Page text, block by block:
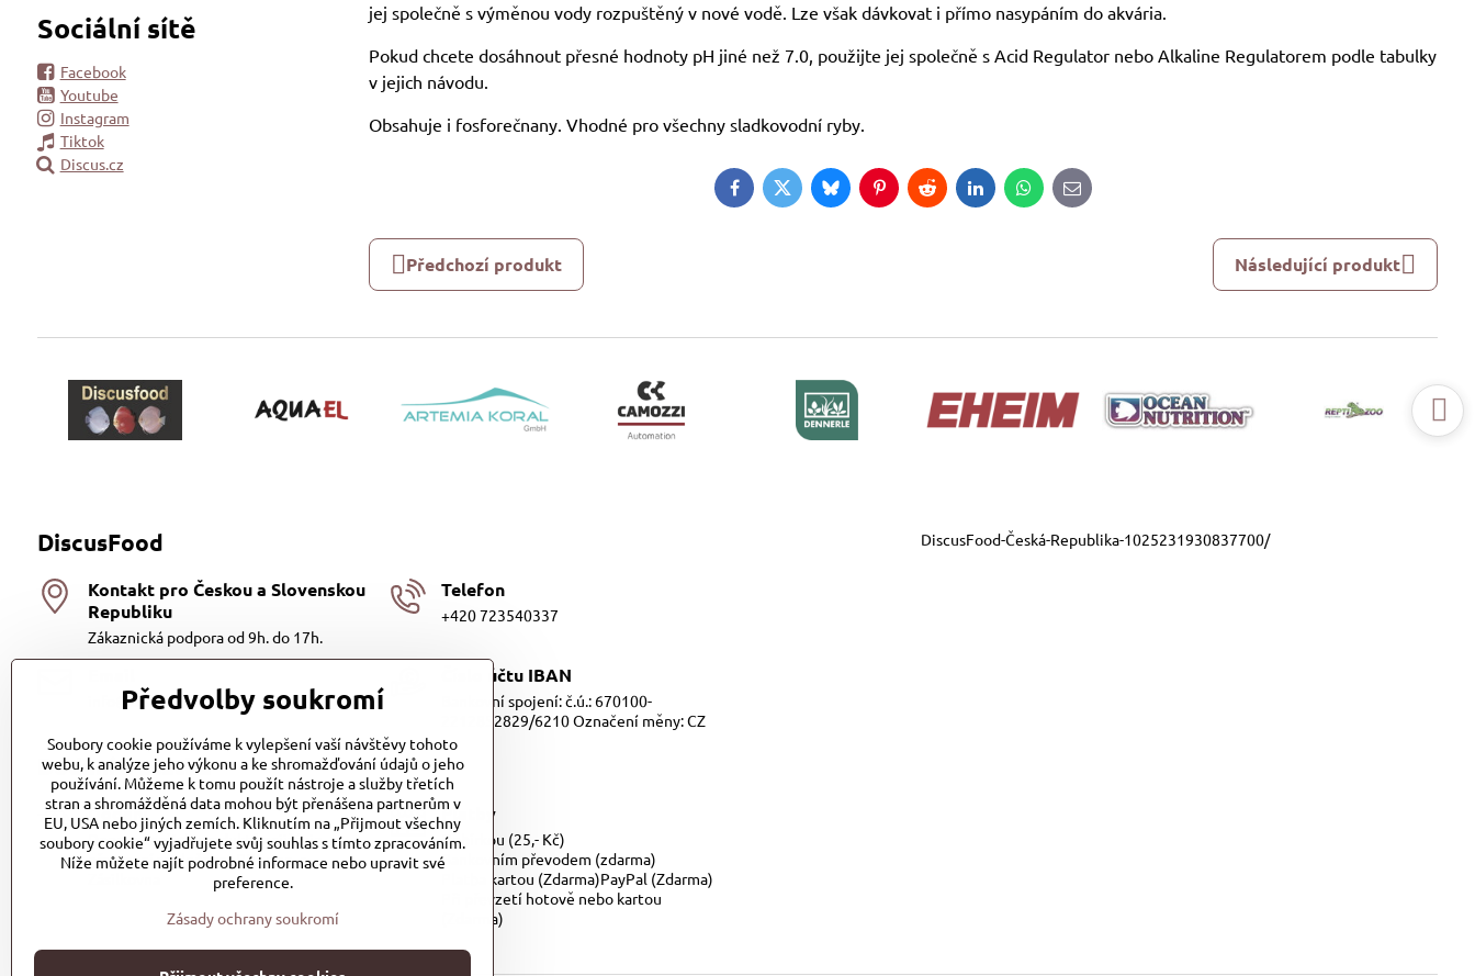
jej společně s výměnou vody rozpuštěný v nové vodě. Lze však dávkovat i přímo nasypáním do akvária.
Pokud chcete dosáhnout přesné hodnoty pH jiné než 7.0, použijte jej společně s Acid Regulator nebo Alkaline Regulatorem podle tabulky
v jejich návodu.
Obsahuje i fosforečnany. Vhodné pro všechny sladkovodní ryby.
FacebookTwitterBlueskyPinterestRedditLinkedInWhatsApp
E-
mail
Předchozí produkt Následující produkt
Sociální sítě
Facebook
Youtube
Instagram
Tiktok
Discus.cz
DiscusFood
Kontakt pro Českou a Slovenskou
Republiku
Zákaznická podpora od 9h. do 17h.
Telefon
+420 723540337
info@discusfood.cz
Číslo účtu IBAN
Bankovní spojení: č.ú.: 670100-
2212852829/6210 Označení měny: CZ
Dodání a platba
Dodání
Dopravu našich produktů zajišťuje
přepravní společnost PPL s.r.o. a
Platby
Dobírkou (25,- Kč)
Bankovním převodem (zdarma)
Platba kartou (Zdarma)PayPal (Zdarma)
Při převzetí hotově nebo kartou
(Zdarma)
DiscusFood-Česká-Republika-1025231930837700/
Předvolby soukromí
Soubory cookie používáme k vylepšení vaší návštěvy tohoto
webu, k analýze jeho výkonu a ke shromažďování údajů o jeho
používání. Můžeme k tomu použít nástroje a služby třetích
stran a shromážděná data mohou být přenášena partnerům v
EU, USA nebo jiných zemích. Kliknutím na „Přijmout všechny
soubory cookie“ vyjadřujete svůj souhlas s tímto zpracováním.
Níže můžete najít podrobné informace nebo upravit své
preference.
Zásady ochrany soukromí